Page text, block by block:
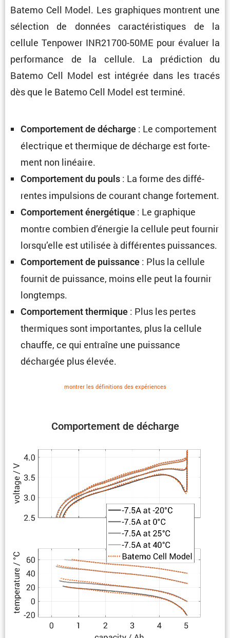
Batemo Cell Model. Les graphiques montrent une
sélec­tion de données carac­té­ris­tiques de la
cellule Tenpower INR21700-50ME pour évaluer la
perfor­mance de la cellule. La prédic­tion du
Batemo Cell Model est intégrée dans les tracés
dès que le Batemo Cell Model est terminé.
Compor­te­ment de décharge
Compor­te­ment de décharge : Le compor­te­ment
électrique et thermique de décharge est forte­
ment non linéaire.
Compor­te­ment du pouls : La forme des diffé­
rentes impul­sions de courant change fortement.
Compor­te­ment énergé­tique : Le graphique
montre combien d’énergie la cellule peut fournir
lorsqu’elle est utilisée à diffé­rentes puissances.
Compor­te­ment de puissance : Plus la cellule
fournit de puissance, moins elle peut la fournir
longtemps.
Compor­te­ment thermique : Plus les pertes
thermiques sont impor­tantes, plus la cellule
chauffe, ce qui entraîne une puissance
déchargée plus élevée.
montrer les défini­tions des expériences